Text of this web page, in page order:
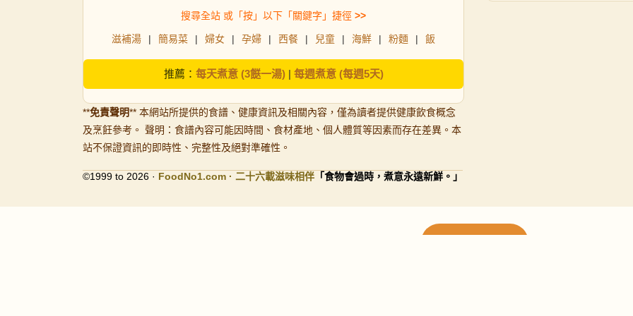
搜尋全站 或「按」以下「關鍵字」捷徑 >>
滋補湯 | 簡易菜 | 婦女 | 孕婦 | 西餐 | 兒童 | 海鮮 | 粉麵 | 飯
推薦： 每天煮意 (3餸一湯)| 每週煮意 (每週5天)
**免責聲明** 本網站所提供的食譜、健康資訊及相關內容，僅為讀者提供健康飲食概念
及烹飪參考。 聲明：食譜內容可能因時間、食材產地、個人體質等因素而存在差異。本
站不保證資訊的即時性、完整性及絕對準確性。
©1999 to 2026 · FoodNo1.com · 二十六載滋味相伴 「食物會過時，煮意永遠新鮮。」